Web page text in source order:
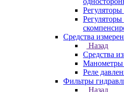
Регуляторы
Средства
Назад
Средства
Манометры
Реле
Фильтры
Назад